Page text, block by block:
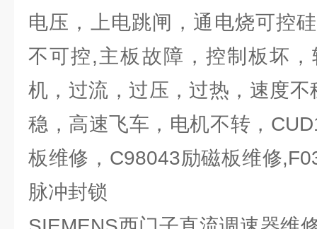
电压，上电跳闸，通电烧可控
不可控,主板故障，控制板坏
机，过流，过压，过热，速度
稳，高速飞车，电机不转，
板维修，C98043励磁板维修
脉冲封锁